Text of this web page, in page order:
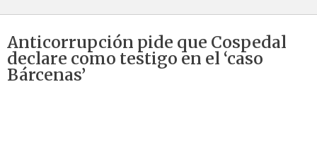
Anticorrupción pide que Cospedal
declare como testigo en el ‘caso
Bárcenas’